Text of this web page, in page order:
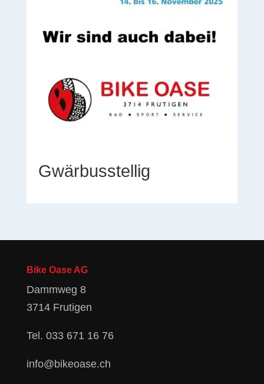
Gwärbusstellig
Bike Oase AG
Dammweg 8
3714 Frutigen
Tel. 033 671 16 76
info@bikeoase.ch